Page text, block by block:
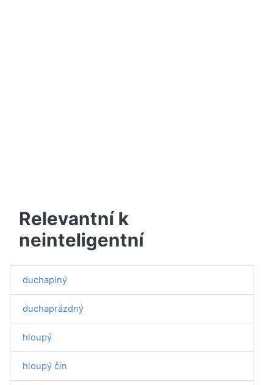
Relevantní k
neinteligentní
duchaplný
duchaprázdný
hloupý
hloupý čin